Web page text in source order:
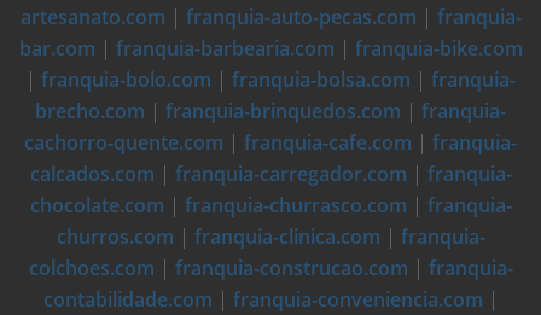
artesanato.com | franquia-auto-pecas.com | franquia-
bar.com | franquia-barbearia.com | franquia-bike.com
| franquia-bolo.com | franquia-bolsa.com | franquia-
brecho.com | franquia-brinquedos.com | franquia-
cachorro-quente.com | franquia-cafe.com | franquia-
calcados.com | franquia-carregador.com | franquia-
chocolate.com | franquia-churrasco.com | franquia-
churros.com | franquia-clinica.com | franquia-
colchoes.com | franquia-construcao.com | franquia-
contabilidade.com | franquia-conveniencia.com |